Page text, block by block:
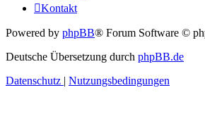
Kontakt
Powered by phpBB® Forum Software ©
Deutsche Übersetzung durch phpBB.de
Datenschutz | Nutzungsbedingungen